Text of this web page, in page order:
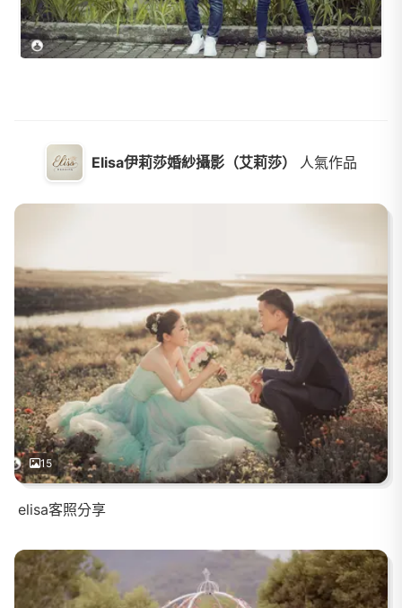
Elisa伊莉莎婚紗攝影（艾莉莎） 人氣作品
15
elisa客照分享